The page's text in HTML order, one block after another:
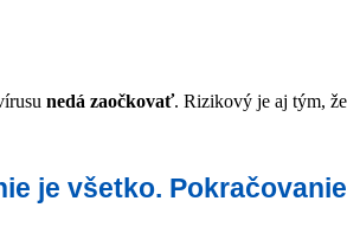
nedá zaočkovať. Rizikový je aj tým,
je všetko.